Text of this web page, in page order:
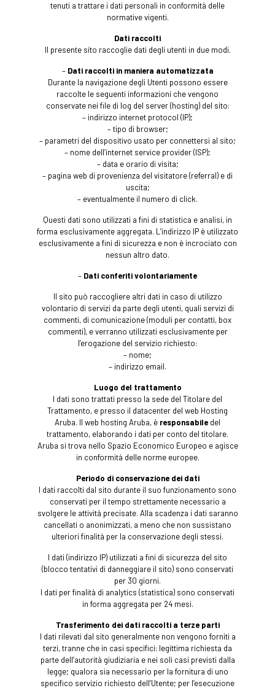
tenuti a trattare i dati personali in conformità delle
normative vigenti.
Dati raccolti
Il presente sito raccoglie dati degli utenti in due modi.
– Dati raccolti in maniera automatizzata
Durante la navigazione degli Utenti possono essere
raccolte le seguenti informazioni che vengono
conservate nei file di log del server (hosting) del sito:
– indirizzo internet protocol (IP);
– tipo di browser;
– parametri del dispositivo usato per connettersi al sito;
– nome dell’internet service provider (ISP);
– data e orario di visita;
– pagina web di provenienza del visitatore (referral) e di
uscita;
– eventualmente il numero di click.
Questi dati sono utilizzati a fini di statistica e analisi, in
forma esclusivamente aggregata. L’indirizzo IP è utilizzato
esclusivamente a fini di sicurezza e non è incrociato con
nessun altro dato.
– Dati conferiti volontariamente
Il sito può raccogliere altri dati in caso di utilizzo
volontario di servizi da parte degli utenti, quali servizi di
commenti, di comunicazione (moduli per contatti, box
commenti), e verranno utilizzati esclusivamente per
l’erogazione del servizio richiesto:
– nome;
– indirizzo email.
Luogo del trattamento
I dati sono trattati presso la sede del Titolare del
Trattamento, e presso il datacenter del web Hosting
Aruba. Il web hosting Aruba, è responsabile del
trattamento, elaborando i dati per conto del titolare.
Aruba si trova nello Spazio Economico Europeo e agisce
in conformità delle norme europee.
Periodo di conservazione dei dati
I dati raccolti dal sito durante il suo funzionamento sono
conservati per il tempo strettamente necessario a
svolgere le attività precisate. Alla scadenza i dati saranno
cancellati o anonimizzati, a meno che non sussistano
ulteriori finalità per la conservazione degli stessi.
I dati (indirizzo IP) utilizzati a fini di sicurezza del sito
(blocco tentativi di danneggiare il sito) sono conservati
per 30 giorni.
I dati per finalità di analytics (statistica) sono conservati
in forma aggregata per 24 mesi.
Trasferimento dei dati raccolti a terze parti
I dati rilevati dal sito generalmente non vengono forniti a
terzi, tranne che in casi specifici: legittima richiesta da
parte dell’autorità giudiziaria e nei soli casi previsti dalla
legge; qualora sia necessario per la fornitura di uno
specifico servizio richiesto dell’Utente; per l’esecuzione